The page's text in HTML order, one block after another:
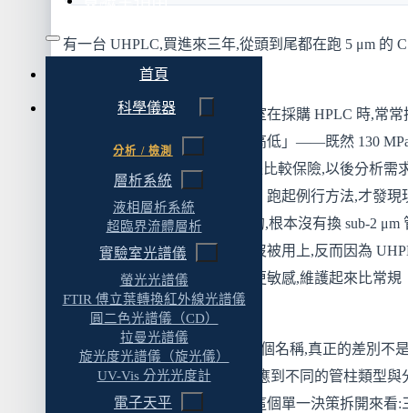
首頁
科學儀器
分析 / 檢測
層析系統
液相層析系統
超臨界流體層析
實驗室光譜儀
螢光光譜儀
FTIR 傅立葉轉換紅外線光譜儀
圓二色光譜儀（CD）
拉曼光譜儀
旋光度光譜儀（旋光儀）
UV-Vis 分光光度計
電子天平
50 MPa 平台不適合什麼
三、70 MPa RHPLC:Coreshell 帶來的中壓選擇
為什麼會有 70 MPa 這個區段
RHPLC 平台不適合什麼
四、130 MPa UHPLC:sub-2 μm 與它的代價
UHPLC 平台的優勢
UHPLC 的代價
UHPLC 適合什麼、不適合什麼
三個壓力平台快速對照
五、管柱粒徑與壓力的對應關係
粒徑、背壓、解析度的三角關係
有一台 UHPLC,買進來三年,從頭到尾都在跑 5 μm 的
這在採購現場並不少見。實驗室在採購 HPLC 時,常常
「壓力等級」直接當成「規格高低」——既然 130
50 MPa 高,那買 130 MPa 的總是比較保險,以後分析需
階了也不用換。等到主機進駐、跑起例行方法,才發現
的 SOP 用 5 μm 管柱跑得好好的,根本沒有換 sub-2 μm
的理由。多出來的壓力規格從沒被用上,反而因為
系統對溶劑純度、進樣顆粒物更敏感,維護起來比常規
HPLC 更費神。
HPLC、UHPLC、RHPLC 這三個名稱,真正的差別不
「好壞」或「新舊」,而是「對應到不同的管柱類型與
任務」。這篇文章把壓力平台這個單一決策拆開來看: